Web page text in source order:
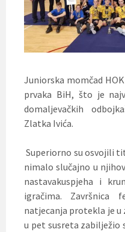
Juniorska momčad
prvaka BiH, što je
domaljevačkih
Zlatka Ivića.
Superiorno su osvojili
nimalo slučajno u
nastavakuspjeha i
igračima. Završnica
natjecanja protekla je u
u pet susreta zabilježio